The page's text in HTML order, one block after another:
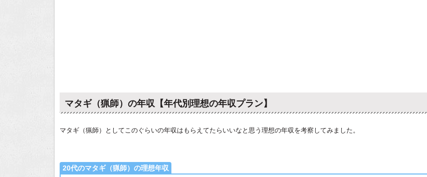
マタギ（猟師）の年収【年代別理想の年収プラン】
マタギ（猟師）としてこのぐらいの年収はもらえてたらいいなと思う理想の年収を考察してみました。
20代のマタギ（猟師）の理想年収